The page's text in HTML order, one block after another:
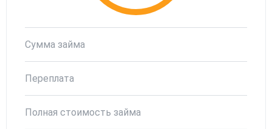
Сумма займа
Переплата
Полная стоимость займа